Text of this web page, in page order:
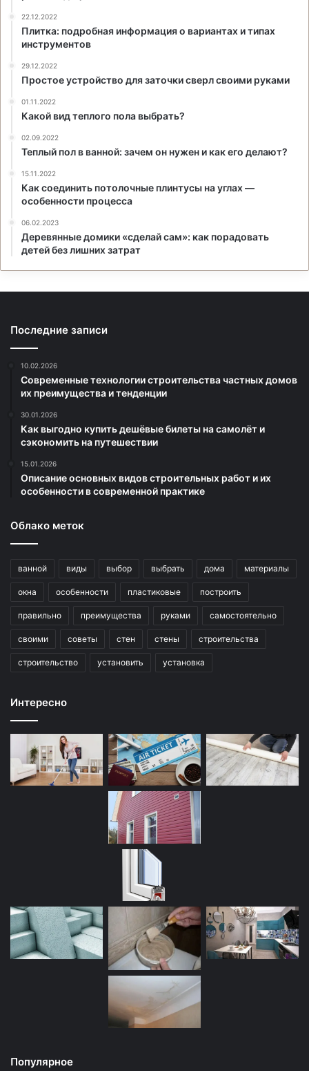
22.12.2022
Плитка: подробная информация о вариантах и типах
инструментов
29.12.2022
Простое устройство для заточки сверл своими руками
01.11.2022
Какой вид теплого пола выбрать?
02.09.2022
Теплый пол в ванной: зачем он нужен и как его делают?
15.11.2022
Как соединить потолочные плинтусы на углах —
особенности процесса
06.02.2023
Деревянные домики «сделай сам»: как порадовать
детей без лишних затрат
Последние записи
10.02.2026
Современные технологии строительства частных домов
их преимущества и тенденции
30.01.2026
Как выгодно купить дешёвые билеты на самолёт и
сэкономить на путешествии
15.01.2026
Описание основных видов строительных работ и их
особенности в современной практике
Облако меток
ванной виды выбор выбрать дома материалы
окна особенности пластиковые построить
правильно преимущества руками самостоятельно
своими советы стен стены строительства
строительство установить установка
Интересно
Популярное